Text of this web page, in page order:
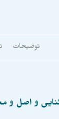
توضیحات
و اصل و